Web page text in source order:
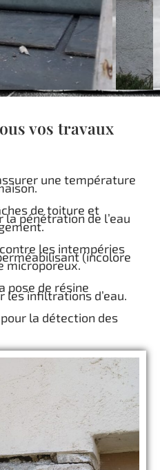
vos travaux
une température
de toiture et
pénétration de l’eau
les intempéries
(incolore
microporeux.
pose de résine
les infiltrations d’eau.
la détection des